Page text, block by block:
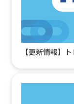
【更新情報】